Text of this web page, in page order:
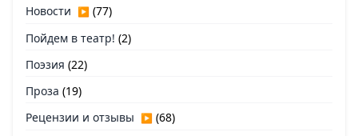
Новости ▶ (77)
Пойдем в театр! (2)
Поэзия (22)
Проза (19)
Рецензии и отзывы ▶ (68)